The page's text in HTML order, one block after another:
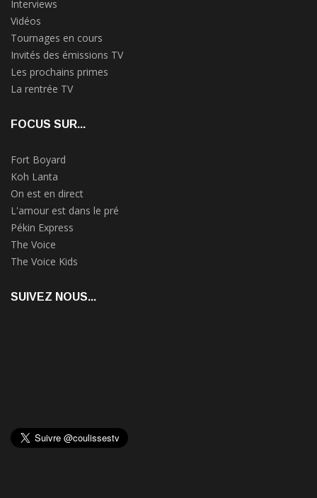
Interviews
Vidéos
Tournages en cours
Invités des émissions TV
Les prochains primes
La rentrée TV
FOCUS SUR...
Fort Boyard
Koh Lanta
On est en direct
L'amour est dans le pré
Pékin Express
The Voice
The Voice Kids
SUIVEZ NOUS...